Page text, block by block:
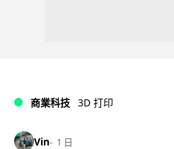
商業科技 3D 打印
Vin 1 日